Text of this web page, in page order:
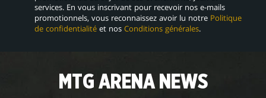
services. En vous inscrivant pour recevoir nos e-mails
promotionnels, vous reconnaissez avoir lu notre Politique
de confidentialité et nos Conditions générales.
MTG ARENA NEWS